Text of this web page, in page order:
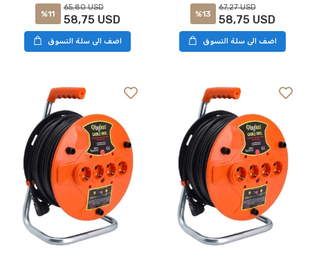
%11
65,80 USD
58,75 USD
اضف الى سلة التسوق
%13
67,27 USD
58,75 USD
اضف الى سلة التسوق